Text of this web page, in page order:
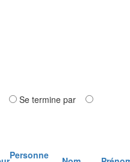
Se termine par
Personne